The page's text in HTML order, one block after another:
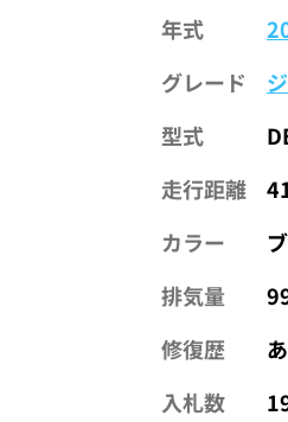
年式
グレード
型式
走行距離
カラー
排気量
修復歴
入札数